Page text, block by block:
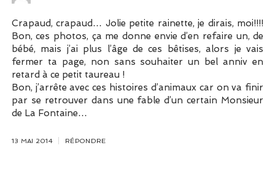
Crapaud, crapaud… Jolie petite rainette, je dirais, moi!!!!
Bon, ces photos, ça me donne envie d’en refaire un, de
bébé, mais j’ai plus l’âge de ces bêtises, alors je vais
fermer ta page, non sans souhaiter un bel anniv en
retard à ce petit taureau !
Bon, j’arrête avec ces histoires d’animaux car on va finir
par se retrouver dans une fable d’un certain Monsieur
de La Fontaine…
13 MAI 2014 RÉPONDRE